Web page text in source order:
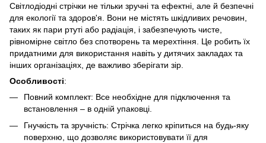
Світлодіодні стрічки не тільки зручні та ефектні, але й безпечні
для екології та здоров'я. Вони не містять шкідливих речовин,
таких як пари ртуті або радіація, і забезпечують чисте,
рівномірне світло без спотворень та мерехтіння. Це робить їх
придатними для використання навіть у дитячих закладах та
інших організаціях, де важливо зберігати зір.
Особливості:
Повний комплект: Все необхідне для підключення та
встановлення – в одній упаковці.
Гнучкість та зручність: Стрічка легко кріпиться на будь-яку
поверхню, що дозволяє використовувати її для